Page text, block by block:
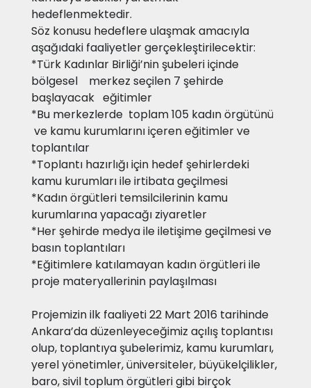
hedeflenmektedir.
Söz konusu hedeflere ulaşmak amacıyla
aşağıdaki faaliyetler gerçekleştirilecektir:
*Türk Kadınlar Birliği’nin şubeleri içinde
bölgesel merkez seçilen 7 şehirde
başlayacak eğitimler
*Bu merkezlerde toplam 105 kadın örgütünü
ve kamu kurumlarını içeren eğitimler ve
toplantılar
*Toplantı hazırlığı için hedef şehirlerdeki
kamu kurumları ile irtibata geçilmesi
*Kadın örgütleri temsilcilerinin kamu
kurumlarına yapacağı ziyaretler
*Her şehirde medya ile iletişime geçilmesi ve
basın toplantıları
*Eğitimlere katılamayan kadın örgütleri ile
proje materyallerinin paylaşılması
Projemizin ilk faaliyeti 22 Mart 2016 tarihinde
Ankara’da düzenleyeceğimiz açılış toplantısı
olup, toplantıya şubelerimiz, kamu kurumları,
yerel yönetimler, üniversiteler, büyükelçilikler,
baro, sivil toplum örgütleri gibi birçok